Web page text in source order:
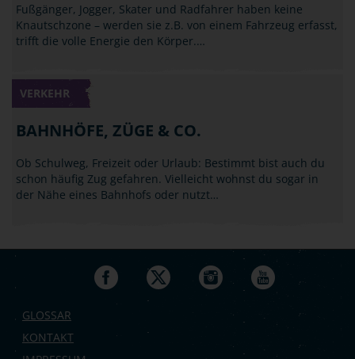
Fußgänger, Jogger, Skater und Radfahrer haben keine
Knautschzone – werden sie z.B. von einem Fahrzeug erfasst,
trifft die volle Energie den Körper.…
VERKEHR
BAHNHÖFE, ZÜGE & CO.
Ob Schulweg, Freizeit oder Urlaub: Bestimmt bist auch du
schon häufig Zug gefahren. Vielleicht wohnst du sogar in
der Nähe eines Bahnhofs oder nutzt…
GLOSSAR
KONTAKT